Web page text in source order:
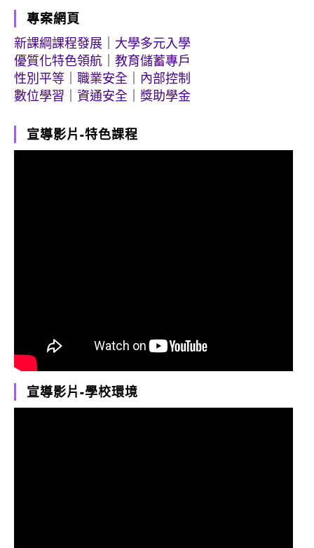
專案網頁
新課綱課程發展
大學多元入學
優質化特色領航
教育儲蓄專戶
性別平等
職業安全
內部控制
數位學習
資通安全 獎助學金
宣導影片-特色課程
宣導影片-學校環境